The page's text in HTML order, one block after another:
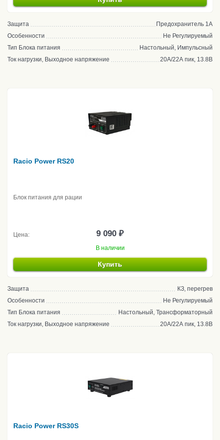
Защита
Предохранитель 1А
Особенности
Не Регулируемый
Тип Блока питания
Настольный, Импульсный
Ток нагрузки, Выходное напряжение
20А/22А пик, 13.8В
Racio Power RS20
Блок питания для рации
Цена: 9 090 ₽
В наличии
Купить
Защита
КЗ, перегрев
Особенности
Не Регулируемый
Тип Блока питания
Настольный, Трансформаторный
Ток нагрузки, Выходное напряжение
20А/22А пик, 13.8В
Racio Power RS30S